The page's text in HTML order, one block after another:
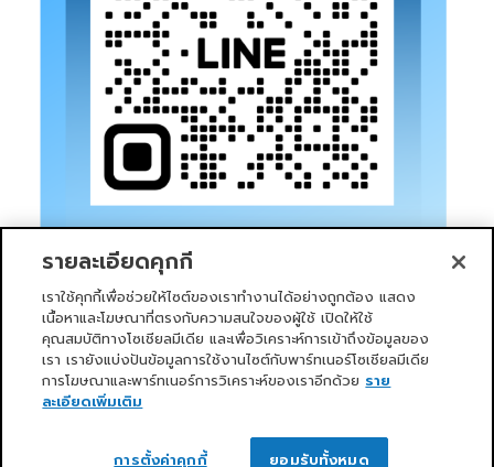
หน้าแรก บริการของเรา ข่าวสารและกิจกรรม PRIMO CLUB
เกี่ยวกับเรา นักลงทุนสัมพันธ์
Copyright 2026 ©
Primo Service Solution Company
รายละเอียดคุกกี้
เราใช้คุกกี้เพื่อช่วยให้ไซต์ของเราทำงานได้อย่างถูกต้อง แสดง
เนื้อหาและโฆษณาที่ตรงกับความสนใจของผู้ใช้ เปิดให้ใช้
คุณสมบัติทางโซเชียลมีเดีย และเพื่อวิเคราะห์การเข้าถึงข้อมูลของ
เรา เรายังแบ่งปันข้อมูลการใช้งานไซต์กับพาร์ทเนอร์โซเชียลมีเดีย
การโฆษณาและพาร์ทเนอร์การวิเคราะห์ของเราอีกด้วย ราย
ละเอียดเพิ่มเติม
การตั้งค่าคุกกี้ ยอมรับทั้งหมด
ติดต่อเรา